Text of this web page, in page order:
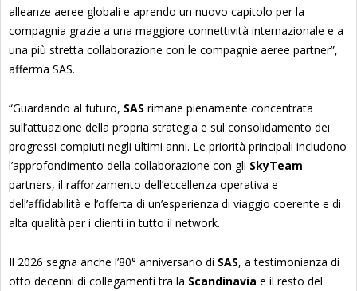
alleanze aeree globali e aprendo un nuovo capitolo per la
compagnia grazie a una maggiore connettività internazionale e a
una più stretta collaborazione con le compagnie aeree partner”,
afferma SAS.
“Guardando al futuro, SAS rimane pienamente concentrata
sull’attuazione della propria strategia e sul consolidamento dei
progressi compiuti negli ultimi anni. Le priorità principali includono
l’approfondimento della collaborazione con gli SkyTeam
partners, il rafforzamento dell’eccellenza operativa e
dell’affidabilità e l’offerta di un’esperienza di viaggio coerente e di
alta qualità per i clienti in tutto il network.
Il 2026 segna anche l’80° anniversario di SAS, a testimonianza di
otto decenni di collegamenti tra la Scandinavia e il resto del